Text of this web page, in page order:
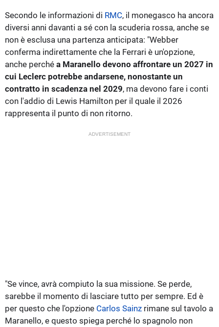
Secondo le informazioni di RMC, il monegasco ha ancora
diversi anni davanti a sé con la scuderia rossa, anche se
non è esclusa una partenza anticipata: "Webber
conferma indirettamente che la Ferrari è un'opzione,
anche perché a Maranello devono affrontare un 2027 in
cui Leclerc potrebbe andarsene, nonostante un
contratto in scadenza nel 2029, ma devono fare i conti
con l'addio di Lewis Hamilton per il quale il 2026
rappresenta il punto di non ritorno.
ADVERTISEMENT
"Se vince, avrà compiuto la sua missione. Se perde,
sarebbe il momento di lasciare tutto per sempre. Ed è
per questo che l'opzione Carlos Sainz rimane sul tavolo a
Maranello, e questo spiega perché lo spagnolo non